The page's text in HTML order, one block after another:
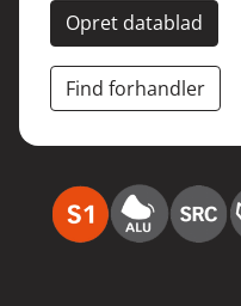
Opret datablad
Find forhandler